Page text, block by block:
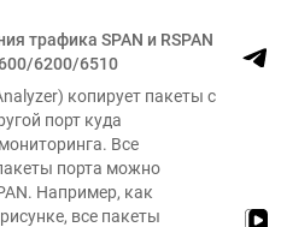
трафика SPAN и RSPAN
6200/6510
копирует пакеты с
порт куда
Все
порта можно
Например, как
все пакеты